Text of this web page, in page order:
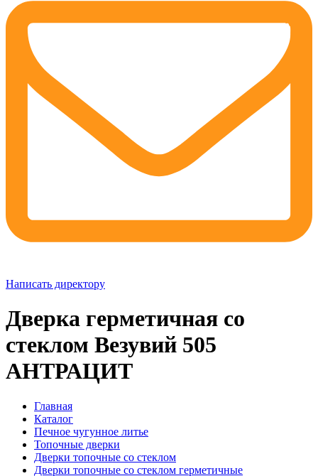
Написать директору
Дверка герметичная со
стеклом Везувий 505
АНТРАЦИТ
Главная
Каталог
Печное чугунное литье
Топочные дверки
Дверки топочные со стеклом
Дверки топочные со стеклом герметичные